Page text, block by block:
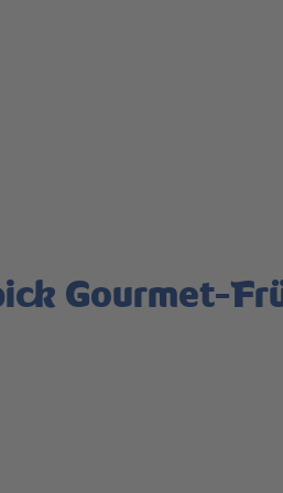
zurückgeben und unsere Vielfalt
Gourmet-